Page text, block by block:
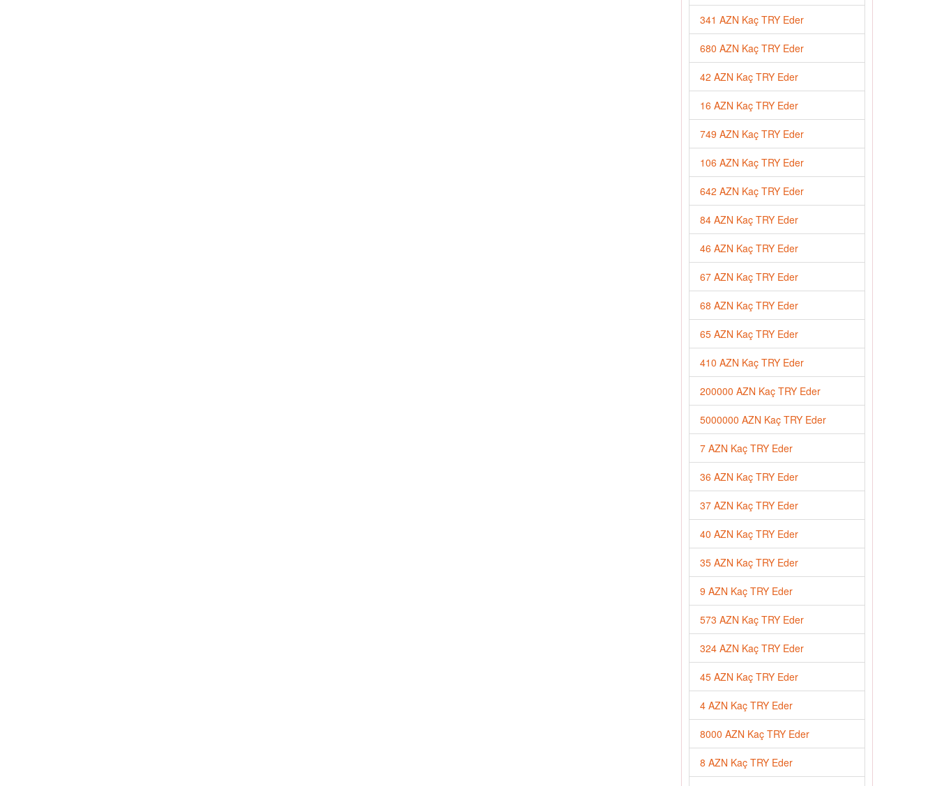
341 AZN Kaç TRY Eder
680 AZN Kaç TRY Eder
42 AZN Kaç TRY Eder
16 AZN Kaç TRY Eder
749 AZN Kaç TRY Eder
106 AZN Kaç TRY Eder
642 AZN Kaç TRY Eder
84 AZN Kaç TRY Eder
46 AZN Kaç TRY Eder
67 AZN Kaç TRY Eder
68 AZN Kaç TRY Eder
65 AZN Kaç TRY Eder
410 AZN Kaç TRY Eder
200000 AZN Kaç TRY Eder
5000000 AZN Kaç TRY Eder
7 AZN Kaç TRY Eder
36 AZN Kaç TRY Eder
37 AZN Kaç TRY Eder
40 AZN Kaç TRY Eder
35 AZN Kaç TRY Eder
9 AZN Kaç TRY Eder
573 AZN Kaç TRY Eder
324 AZN Kaç TRY Eder
45 AZN Kaç TRY Eder
4 AZN Kaç TRY Eder
8000 AZN Kaç TRY Eder
8 AZN Kaç TRY Eder